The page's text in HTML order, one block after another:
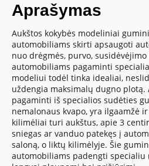
Aprašymas
Aukštos kokybės modeliniai
automobiliams skirti apsaugoti
nuo drėgmės, purvo,
automobiliams pagaminti
modeliui todėl tinka idealiai,
uždengia maksimalų dugno
pagaminti iš specialios sudėties
nemalonaus kvapo, yra ilgaamžė
kilimėliai turi aukštus, apie 3
sniegas ar vanduo patekęs į
saloną, o liktų kilimėlyje. Šie
automobiliams padengti